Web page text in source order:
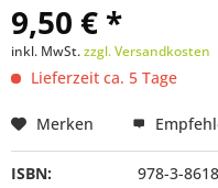
9,50 € *
inkl. MwSt.zzgl. Versandkosten
Lieferzeit ca. 5 Tage
Merken
ISBN:
978-3-